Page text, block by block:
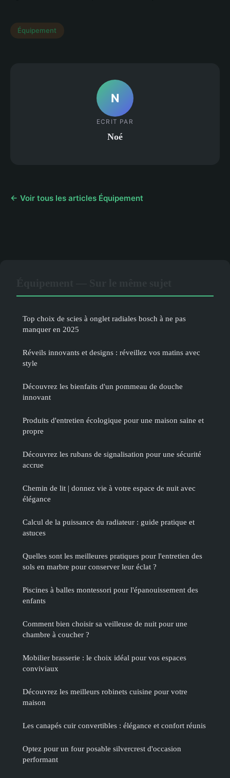
Équipement
N
ECRIT PAR
Noé
← Voir tous les articles Équipement
Top choix de scies à onglet radiales bosch à ne pas
manquer en 2025
Réveils innovants et designs : réveillez vos matins avec
style
Découvrez les bienfaits d'un pommeau de douche
innovant
Produits d'entretien écologique pour une maison saine et
propre
Découvrez les rubans de signalisation pour une sécurité
accrue
Chemin de lit | donnez vie à votre espace de nuit avec
élégance
Calcul de la puissance du radiateur : guide pratique et
astuces
Quelles sont les meilleures pratiques pour l'entretien des
sols en marbre pour conserver leur éclat ?
Piscines à balles montessori pour l'épanouissement des
enfants
Comment bien choisir sa veilleuse de nuit pour une
chambre à coucher ?
Mobilier brasserie : le choix idéal pour vos espaces
conviviaux
Découvrez les meilleurs robinets cuisine pour votre
maison
Les canapés cuir convertibles : élégance et confort réunis
Optez pour un four posable silvercrest d'occasion
performant